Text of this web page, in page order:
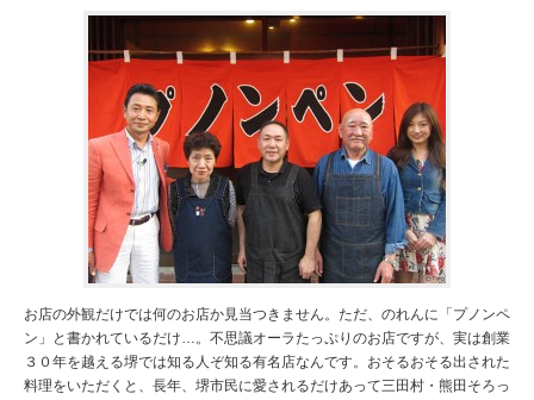
お店の外観だけでは何のお店か見当つきません。ただ、のれんに「プノンペ
ン」と書かれているだけ…。不思議オーラたっぷりのお店ですが、実は創業
３０年を越える堺では知る人ぞ知る有名店なんです。おそるおそる出された
料理をいただくと、長年、堺市民に愛されるだけあって三田村・熊田そろっ